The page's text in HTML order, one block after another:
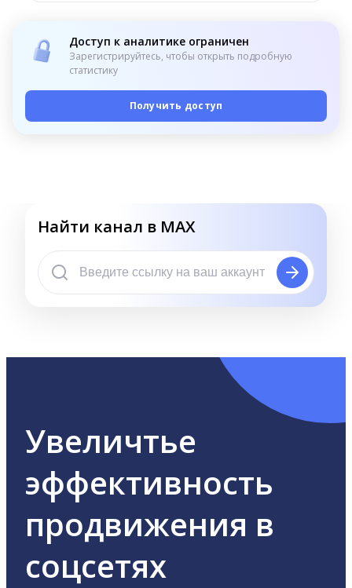
Доступ к аналитике ограничен
Зарегистрируйтесь, чтобы открыть подробную
статистику
Получить доступ
Найти канал в MAX
Увеличтье
эффективность
продвижения в
соцсетях